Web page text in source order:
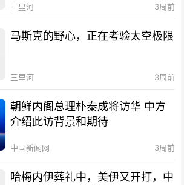
三里河 3周前
马斯克的野心，正在考验太空极限
三里河 3周前
朝鲜内阁总理朴泰成将访华 中方
介绍此访背景和期待
中国新闻网 3周前
哈梅内伊葬礼中，美伊又开打，中